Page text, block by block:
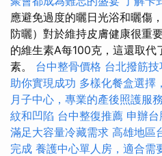
應避免過度的曬日光浴和曬傷
防曬）對於維持皮膚健康很重
的維生素A每100克，這還取代
素。 台中整骨價格 台北撥筋技
助你實現成功 多樣化餐盒選擇
月子中心，專業的產後照護服務
紋和凹陷 台中整復推薦 申辦
滿足大容量冷藏需求 高雄地區
完成 養護中心單人房，適合需